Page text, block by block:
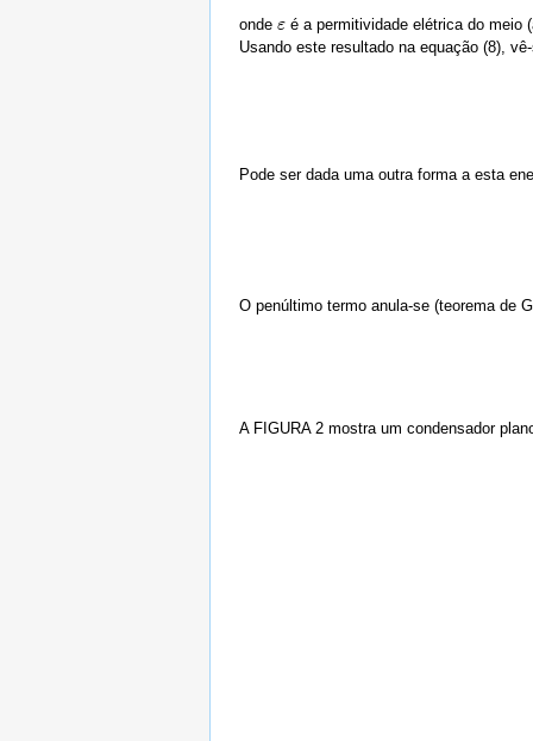
onde ε
ε é a permitividade elétrica do meio
Usando este resultado na equação (8),
Pode ser dada uma outra forma a esta
O penúltimo termo anula-se (teorema de
A FIGURA 2 mostra um condensador